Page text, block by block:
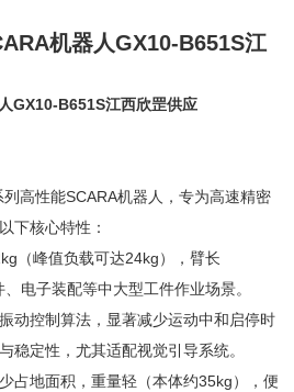
GX10-B651S江西欣罡供应
高性能SCARA机器人，专为高速精密
下核心特性：
（峰值负载可达24kg），臂长
电子装配等中大型工件作业场景。
动控制算法，显著减少运动中和启停时
稳定性，尤其适配视觉引导系统。
占地面积，重量轻（本体约35kg），便